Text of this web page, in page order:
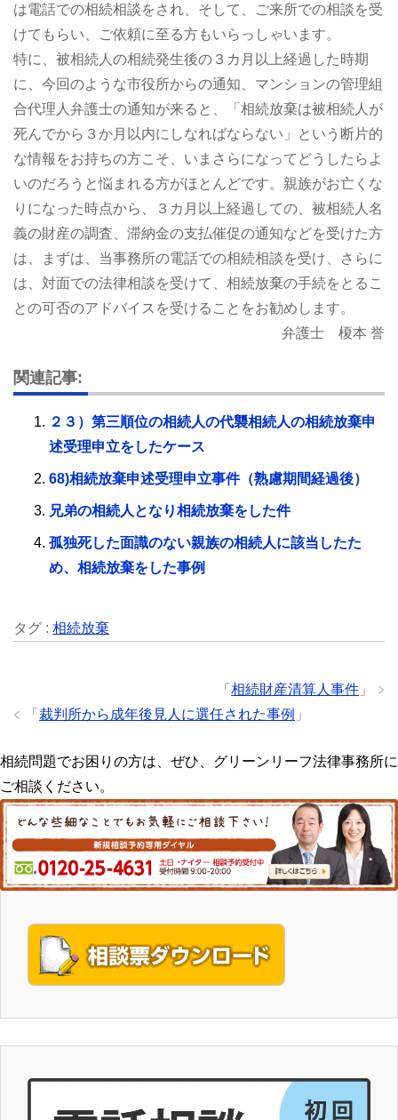
は電話での相続相談をされ、そして、ご来所での相談を受
けてもらい、ご依頼に至る方もいらっしゃいます。
特に、被相続人の相続発生後の３カ月以上経過した時期
に、今回のような市役所からの通知、マンションの管理組
合代理人弁護士の通知が来ると、「相続放棄は被相続人が
死んでから３か月以内にしなればならない」という断片的
な情報をお持ちの方こそ、いまさらになってどうしたらよ
いのだろうと悩まれる方がほとんどです。親族がお亡くな
りになった時点から、３カ月以上経過しての、被相続人名
義の財産の調査、滞納金の支払催促の通知などを受けた方
は、まずは、当事務所の電話での相続相談を受け、さらに
は、対面での法律相談を受けて、相続放棄の手続をとるこ
との可否のアドバイスを受けることをお勧めします。
弁護士 榎本 誉
関連記事:
２３）第三順位の相続人の代襲相続人の相続放棄申
述受理申立をしたケース
68)相続放棄申述受理申立事件（熟慮期間経過後）
兄弟の相続人となり相続放棄をした件
孤独死した面識のない親族の相続人に該当したた
め、相続放棄をした事例
タグ : 相続放棄
「 相続財産清算人事件 」
「 裁判所から成年後見人に選任された事例 」
相続問題でお困りの方は、ぜひ、グリーンリーフ法律事務所に
ご相談ください。